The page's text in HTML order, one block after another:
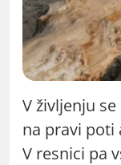
V življenju
na pravi poti
V resnici pa